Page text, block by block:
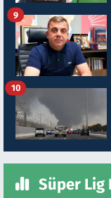
9
10
Süper Lig